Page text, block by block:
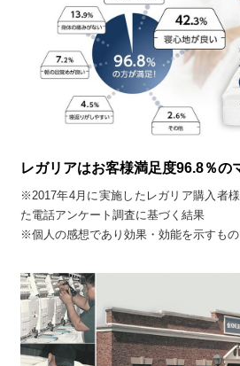
レガリアはお客様満足度96.8％の
※2017年4月に実施したレガリア購入者
た電話アンケート調査に基づく結果
※個人の感想であり効果・効能を示すもの